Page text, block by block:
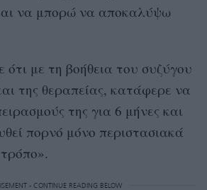
να μπορώ να αποκαλύψω
ότι με τη βοήθεια του συζύγου
της θεραπείας, κατάφερε να
της για 6 μήνες και
πορνό μόνο περιστασιακά
- CONTINUE READING BELOW